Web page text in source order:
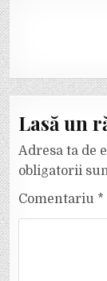
Lasă un
Adresa ta de
obligatorii
Comentariu *